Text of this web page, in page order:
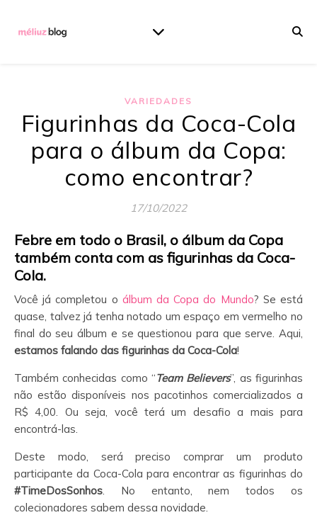
VARIEDADES
Figurinhas da Coca-Cola
para o álbum da Copa:
como encontrar?
17/10/2022
Febre em todo o Brasil, o álbum da Copa
também conta com as figurinhas da Coca-
Cola.
Você já completou o álbum da Copa do Mundo? Se está
quase, talvez já tenha notado um espaço em vermelho no
final do seu álbum e se questionou para que serve. Aqui,
estamos falando das figurinhas da Coca-Cola!
Também conhecidas como “Team Believers”, as figurinhas
não estão disponíveis nos pacotinhos comercializados a
R$ 4,00. Ou seja, você terá um desafio a mais para
encontrá-las.
Deste modo, será preciso comprar um produto
participante da Coca-Cola para encontrar as figurinhas do
#TimeDosSonhos. No entanto, nem todos os
colecionadores sabem dessa novidade.